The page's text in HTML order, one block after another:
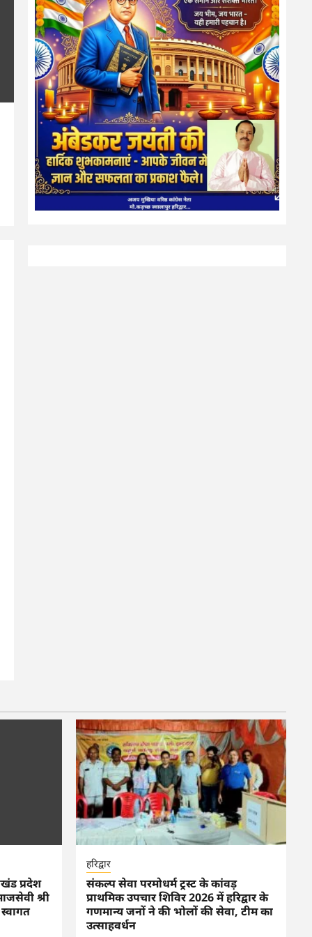
प्रदेश
श्री
हरिद्वार
संकल्प सेवा परमोधर्म ट्रस्ट के कांवड़
प्राथमिक उपचार शिविर 2026 में हरिद्वार के
गणमान्य जनों ने की भोलों की सेवा, टीम का
उत्साहवर्धन